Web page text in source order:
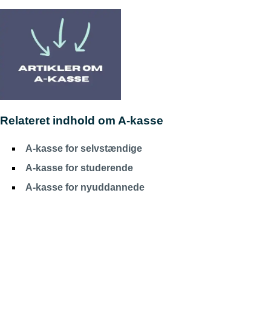
Relateret indhold om A-kasse
A-kasse for selvstændige
A-kasse for studerende
A-kasse for nyuddannede